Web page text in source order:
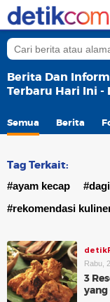
Berita Dan
Terbaru Hari Ini -
Semua Berita
Tag Terkait:
#ayam kecap
#rekomendasi
Rabu,
3